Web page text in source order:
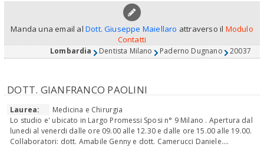
Manda una email al Dott. Giuseppe Maiellaro attraverso il Modulo
Contatti
Lombardia Dentista Milano Paderno Dugnano 20037
DOTT. GIANFRANCO PAOLINI
Laurea:
Medicina e Chirurgia
Lo studio e' ubicato in Largo Promessi Sposi n° 9 Milano . Apertura dal
lunedi al venerdi dalle ore 09.00 alle 12.30 e dalle ore 15.00 alle 19.00.
Collaboratori: dott. Amabile Genny e dott. Camerucci Daniele....